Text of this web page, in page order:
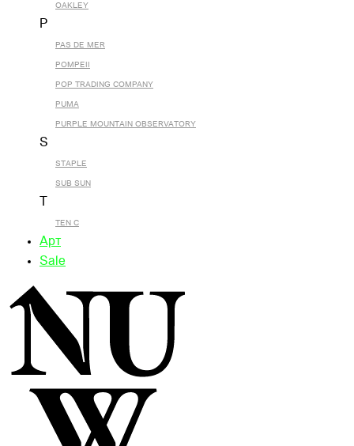
OAKLEY
P
PAS DE MER
POMPEII
POP TRADING COMPANY
PUMA
PURPLE MOUNTAIN OBSERVATORY
S
STAPLE
SUB SUN
TEN C
Арт
Sale